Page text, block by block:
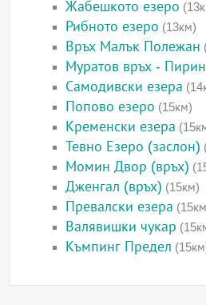
Жабешкото езеро
Рибното езеро (13км)
Връх Малък Полежан
Муратов връх - Пирин
Самодивски езера
Попово езеро (15км)
Кременски езера
Тевно Езеро (заслон)
Момин Двор (връх)
Дженгал (връх) (15км)
Превалски езера
Валявишки чукар
Къмпинг Предел